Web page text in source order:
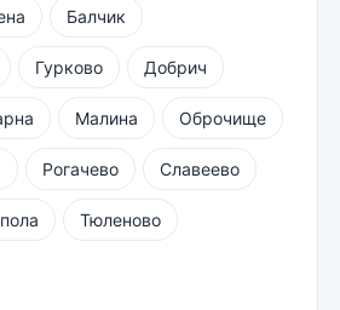
Балчик
Гурково Добрич
Малина Оброчище
Рогачево Славеево
Тюленово